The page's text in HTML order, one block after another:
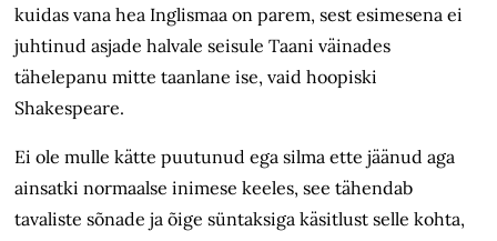
kuidas vana hea Inglismaa on parem, sest esimesena ei
juhtinud asjade halvale seisule Taani väinades
tähelepanu mitte taanlane ise, vaid hoopiski
Shakespeare.
Ei ole mulle kätte puutunud ega silma ette jäänud aga
ainsatki normaalse inimese keeles, see tähendab
tavaliste sõnade ja õige süntaksiga käsitlust selle kohta,